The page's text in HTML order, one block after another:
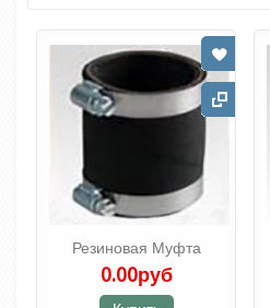
Резиновая Муфта
0.00руб